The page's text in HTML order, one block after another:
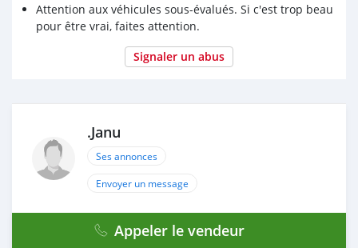
Attention aux véhicules sous-évalués. Si c'est trop beau
pour être vrai, faites attention.
Signaler un abus
.Janu
Ses annonces
Envoyer un message
Appeler le vendeur